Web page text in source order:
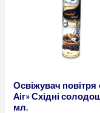
Освіжувач повітря
Air» Східні
мл.